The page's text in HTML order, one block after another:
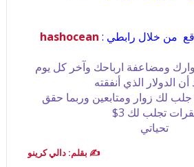
من خلال رابطي : hashocean
ومضاعفة ارباحك وآخر كل يوم
الدولار الذي أنفقته
جلب لك زوار ومتابعين وربما حقق
تجلب لك 3$
تحياتي
✍️ بقلم: دالي كرينو